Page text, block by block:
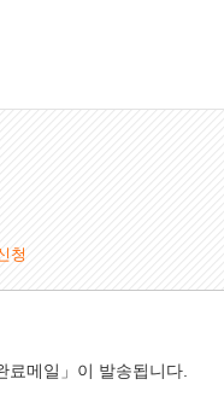
청
메일」이 발송됩니다.